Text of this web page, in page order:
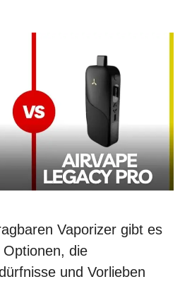
Vaporizer gibt es
die
und Vorlieben